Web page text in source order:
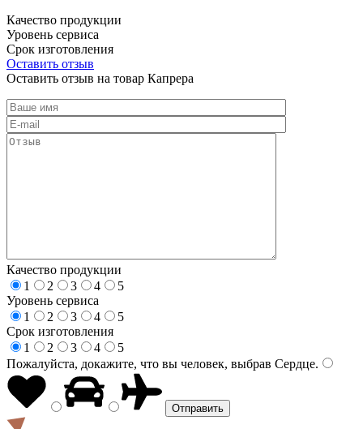
Качество продукции
Уровень сервиса
Срок изготовления
Оставить отзыв
Оставить отзыв на товар Капрера
Качество продукции
1
2 3 4
5
Уровень сервиса
1
2 3 4
5
Срок изготовления
1
2 3 4
5
Пожалуйста, докажите, что вы человек, выбрав Сердце.